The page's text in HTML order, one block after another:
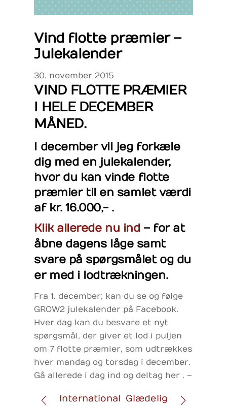
Vind flotte præmier –
Julekalender
30. november 2015
VIND FLOTTE PRÆMIER
I HELE DECEMBER
MÅNED.
I december vil jeg forkæle
dig med en julekalender,
hvor du kan vinde flotte
præmier til en samlet værdi
af kr. 16.000,- .
Klik allerede nu ind – for at
åbne dagens låge samt
svare på spørgsmålet og du
er med i lodtrækningen.
Fra 1. december; kan du se og følge
GROW2 julekalender på Facebook.
Hver dag kan du besvare et nyt
spørgsmål, der giver et lod i puljen
om 7 flotte præmier, som udtrækkes
hver mandag og torsdag i december.
Gå allerede i dag ind og deltag her . –
International Glædelig